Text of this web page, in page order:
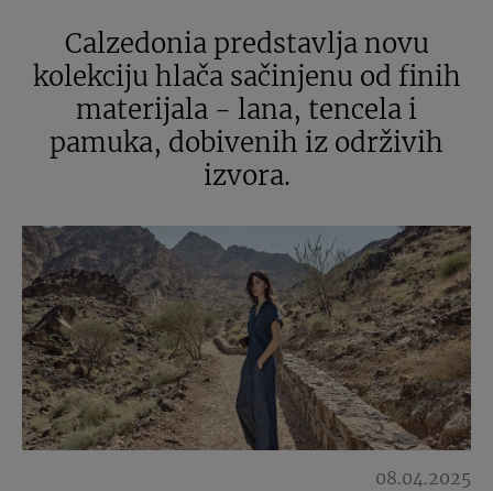
Calzedonia predstavlja novu
kolekciju hlača sačinjenu od finih
materijala - lana, tencela i
pamuka, dobivenih iz održivih
izvora.
08.04.2025